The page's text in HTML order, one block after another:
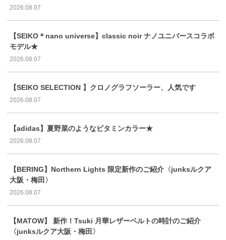
2026.08.07
【SEIKO＊nano universe】classic noir ナノユニバースコラボ
モデル★
2026.08.07
【SEIKO SELECTION 】クロノグラフソーラー、人気です
2026.08.07
【adidas】夏野菜のようなビタミンカラー★
2026.08.07
【BERING】Northern Lights 限定新作のご紹介〈junksルクア
大阪・梅田〉
2026.08.07
【MATOW】 新作！Tsuki 月華レザーベルトの時計のご紹介
〈junksルクア大阪・梅田〉